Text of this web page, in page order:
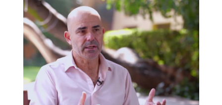
ficción", llena de fe y cohesión.